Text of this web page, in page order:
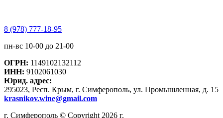
8 (978) 777-18-95
пн-вс 10-00 до 21-00
ОГРН: 1149102132112
ИНН: 9102061030
Юрид. адрес:
295023, Респ. Крым, г. Симферополь, ул. Промышленная, д. 15
krasnikov.wine@gmail.com
г. Симферополь © Copyright 2026 г.